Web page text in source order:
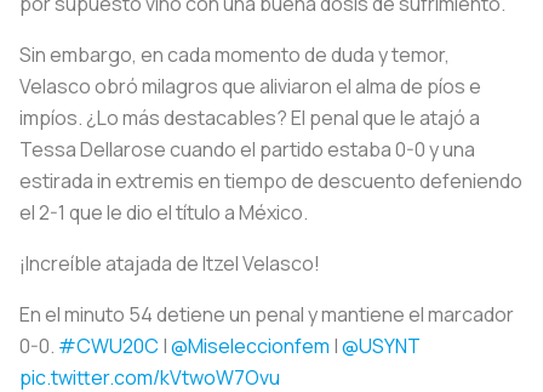
Sin embargo, en cada momento de duda y temor,
Velasco obró milagros que aliviaron el alma de píos e
impíos. ¿Lo más destacables? El penal que le atajó a
Tessa Dellarose cuando el partido estaba 0-0 y una
estirada in extremis en tiempo de descuento defeniendo
el 2-1 que le dio el título a México.
¡Increíble atajada de Itzel Velasco!
En el minuto 54 detiene un penal y mantiene el marcador
0-0. #CWU20C |@Miseleccionfem |@USYNT
pic.twitter.com/kVtwoW7Ovu